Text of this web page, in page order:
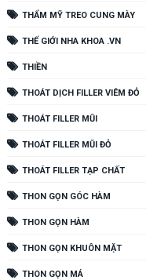
THẨM MỸ TREO CUNG MÀY
THẾ GIỚI NHA KHOA .VN
THIỀN
THOÁT DỊCH FILLER VIÊM ĐỎ
THOÁT FILLER MŨI
THOÁT FILLER MŨI ĐỎ
THOÁT FILLER TẠP CHẤT
THON GỌN GÓC HÀM
THON GỌN HÀM
THON GỌN KHUÔN MẶT
THON GỌN MÁ